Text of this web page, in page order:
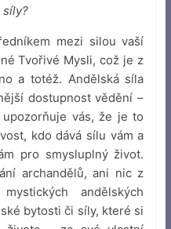
síly?
mezi silou vaší
Tvořivé Mysli, což je z
a totéž. Andělská síla
dostupnost vědění –
vás, že je to
kdo dává sílu vám a
pro smysluplný život.
archandělů, ani nic z
andělských
bytosti či síly, které si